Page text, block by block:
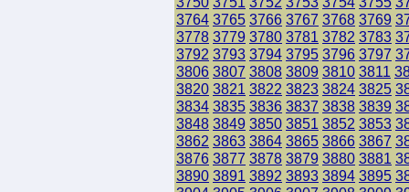
3764 3765 3766 3767 3768 3769
3778 3779 3780 3781 3782 3783
3792 3793 3794 3795 3796 3797
3806 3807 3808 3809 3810 3811
3820 3821 3822 3823 3824 3825
3834 3835 3836 3837 3838 3839
3848 3849 3850 3851 3852 3853
3862 3863 3864 3865 3866 3867
3876 3877 3878 3879 3880 3881
3890 3891 3892 3893 3894 3895